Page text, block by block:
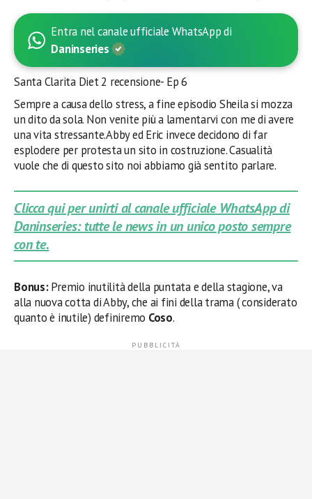
Entra nel canale ufficiale WhatsApp di
Daninseries
Santa Clarita Diet 2 recensione- Ep 6
Sempre a causa dello stress, a fine episodio Sheila si mozza
un dito da sola. Non venite più a lamentarvi con me di avere
una vita stressante.Abby ed Eric invece decidono di far
esplodere per protesta un sito in costruzione. Casualità
vuole che di questo sito noi abbiamo già sentito parlare.
Clicca qui per unirti al canale ufficiale WhatsApp di
Daninseries: tutte le news in un unico posto sempre
con te.
Bonus:Premio inutilità della puntata e della stagione, va
alla nuova cotta di Abby, che ai fini della trama ( considerato
quanto è inutile) definiremo Coso.